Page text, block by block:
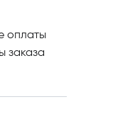
оплаты
заказа